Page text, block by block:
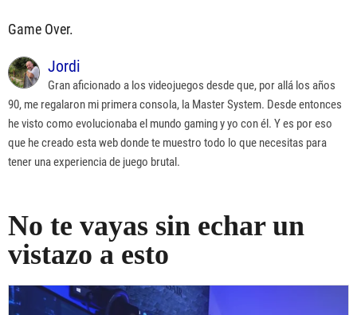
Game Over.
Jordi
Gran aficionado a los videojuegos desde que, por allá los años
90, me regalaron mi primera consola, la Master System. Desde entonces
he visto como evolucionaba el mundo gaming y yo con él. Y es por eso
que he creado esta web donde te muestro todo lo que necesitas para
tener una experiencia de juego brutal.
No te vayas sin echar un
vistazo a esto